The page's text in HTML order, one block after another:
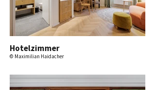
Hotelzimmer
© Maximilian Haidacher